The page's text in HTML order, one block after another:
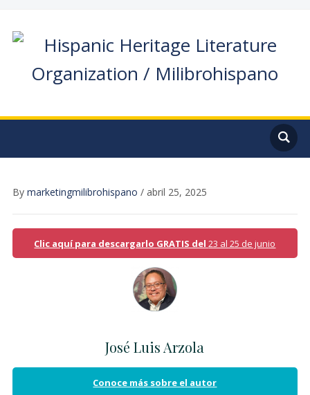
By marketingmilibrohispano / abril 25, 2025
Clic aquí para descargarlo GRATIS del23 al 25 de junio
José Luis Arzola
Conoce más sobre el autor